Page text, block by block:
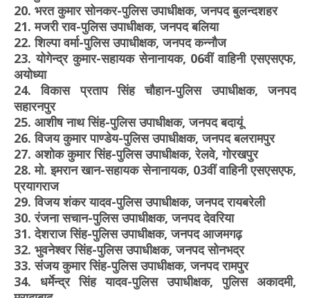
20. भरत कुमार सोनकर-पुलिस उपाधीक्षक, जनपद बुलन्दशहर
21. मजरी राव-पुलिस उपाधीक्षक, जनपद बलिया
22. शिल्पा वर्मा-पुलिस उपाधीक्षक, जनपद कन्नौज
23. योगेन्द्र कुमार-सहायक सेनानायक, 06वीं वाहिनी एसएसएफ,
अयोध्या
24. विकास प्रताप सिंह चौहान-पुलिस उपाधीक्षक, जनपद
सहारनपुर
25. आशीष नाथ सिंह-पुलिस उपाधीक्षक, जनपद बदायूं
26. विजय कुमार पाण्डेय-पुलिस उपाधीक्षक, जनपद बलरामपुर
27. अशोक कुमार सिंह-पुलिस उपाधीक्षक, रेलवे, गोरखपुर
28. मो. इमरान खान-सहायक सेनानायक, 03वीं वाहिनी एसएसएफ,
प्रयागराज
29. विजय शंकर यादव-पुलिस उपाधीक्षक, जनपद रायबरेली
30. रंजना सचान-पुलिस उपाधीक्षक, जनपद देवरिया
31. देशराज सिंह-पुलिस उपाधीक्षक, जनपद आजमगढ़
32. भुवनेश्वर सिंह-पुलिस उपाधीक्षक, जनपद सोनभद्र
33. संजय कुमार सिंह-पुलिस उपाधीक्षक, जनपद रामपुर
34. धर्मेन्द्र सिंह यादव-पुलिस उपाधीक्षक, पुलिस अकादमी,